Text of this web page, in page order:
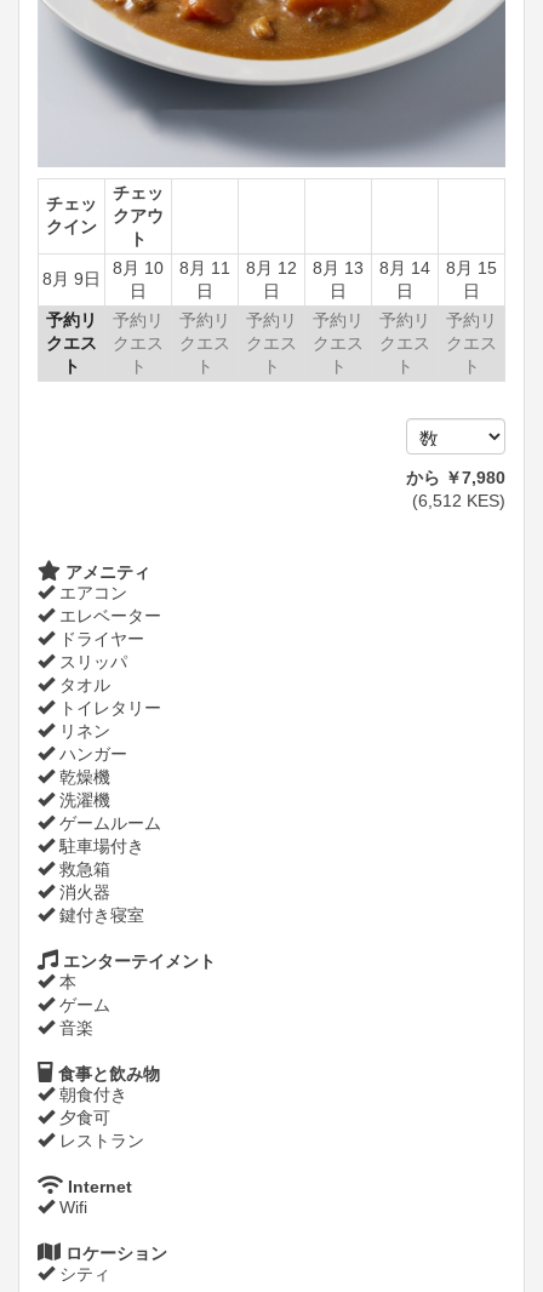
チェッ
クイン
チェッ
クアウ
ト
8月 9日
8月 10
日
8月 11
日
8月 12
日
8月 13
日
8月 14
日
8月 15
日
予約リ
クエス
ト
予約リ
クエス
ト
予約リ
クエス
ト
予約リ
クエス
ト
予約リ
クエス
ト
予約リ
クエス
ト
予約リ
クエス
ト
から ￥7,980
(6,512 KES)
アメニティ
エアコン
エレベーター
ドライヤー
スリッパ
タオル
トイレタリー
リネン
ハンガー
乾燥機
洗濯機
ゲームルーム
駐車場付き
救急箱
消火器
鍵付き寝室
エンターテイメント
本
ゲーム
音楽
食事と飲み物
朝食付き
夕食可
レストラン
Internet
Wifi
ロケーション
シティ